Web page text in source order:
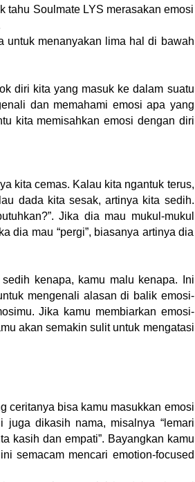
tahu Soulmate LYS merasakan emosi
untuk menanyakan lima hal di bawah
diri kita yang masuk ke dalam suatu
dan memahami emosi apa yang
kita memisahkan emosi dengan diri
kita cemas. Kalau kita ngantuk terus,
dada kita sesak, artinya kita sedih.
Jika dia mau mukul-mukul
dia mau “pergi”, biasanya artinya dia
kenapa, kamu malu kenapa. Ini
mengenali alasan di balik emosi-
Jika kamu membiarkan emosi-
akan semakin sulit untuk mengatasi
ceritanya bisa kamu masukkan emosi
juga dikasih nama, misalnya “lemari
kasih dan empati”. Bayangkan kamu
semacam mencari emotion-focused